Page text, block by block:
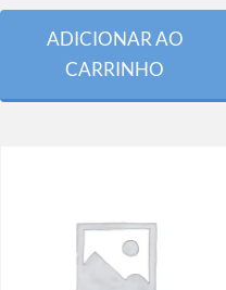
ADICIONAR AO
CARRINHO